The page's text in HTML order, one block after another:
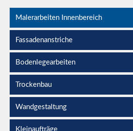
Malerarbeiten Innenbereich
Fassadenanstriche
Bodenlegearbeiten
Trockenbau
Wandgestaltung
Kleinaufträge